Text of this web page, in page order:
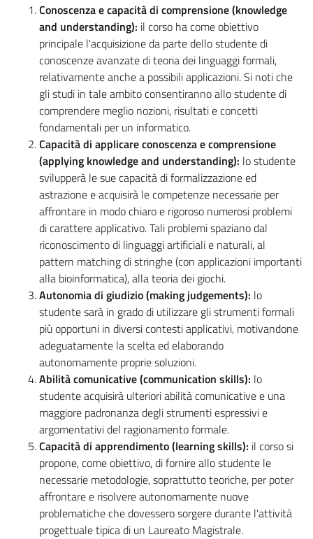
Conoscenza e capacità di comprensione (knowledge
and understanding): il corso ha come obiettivo
principale l'acquisizione da parte dello studente di
conoscenze avanzate di teoria dei linguaggi formali,
relativamente anche a possibili applicazioni. Si noti che
gli studi in tale ambito consentiranno allo studente di
comprendere meglio nozioni, risultati e concetti
fondamentali per un informatico.
Capacità di applicare conoscenza e comprensione
(applying knowledge and understanding): lo studente
svilupperà le sue capacità di formalizzazione ed
astrazione e acquisirà le competenze necessarie per
affrontare in modo chiaro e rigoroso numerosi problemi
di carattere applicativo. Tali problemi spaziano dal
riconoscimento di linguaggi artificiali e naturali, al
pattern matching di stringhe (con applicazioni importanti
alla bioinformatica), alla teoria dei giochi.
Autonomia di giudizio (making judgements): lo
studente sarà in grado di utilizzare gli strumenti formali
più opportuni in diversi contesti applicativi, motivandone
adeguatamente la scelta ed elaborando
autonomamente proprie soluzioni.
Abilità comunicative (communication skills): lo
studente acquisirà ulteriori abilità comunicative e una
maggiore padronanza degli strumenti espressivi e
argomentativi del ragionamento formale.
Capacità di apprendimento (learning skills): il corso si
propone, come obiettivo, di fornire allo studente le
necessarie metodologie, soprattutto teoriche, per poter
affrontare e risolvere autonomamente nuove
problematiche che dovessero sorgere durante l'attività
progettuale tipica di un Laureato Magistrale.